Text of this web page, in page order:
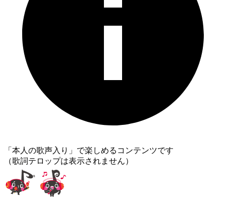
「本人の歌声入り」で楽しめるコンテンツです
（歌詞テロップは表示されません）